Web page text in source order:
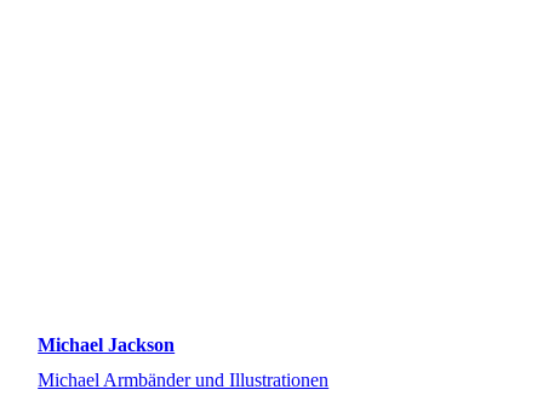
Michael Jackson
Michael Armbänder und Illustrationen